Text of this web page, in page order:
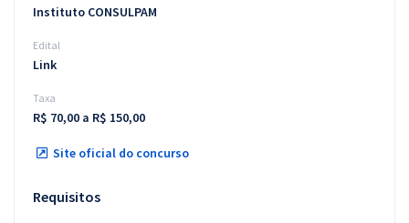
Instituto CONSULPAM
Edital
Link
Taxa
R$ 70,00 a R$ 150,00
Site oficial do concurso
Requisitos